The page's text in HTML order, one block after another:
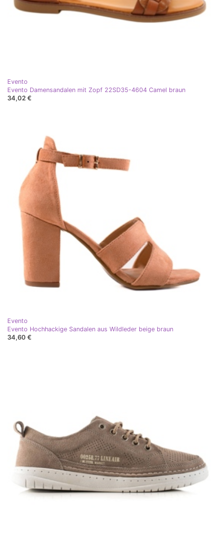
Evento
Evento Damensandalen mit Zopf 22SD35-4604 Camel braun
34,02 €
Evento
Evento Hochhackige Sandalen aus Wildleder beige braun
34,60 €